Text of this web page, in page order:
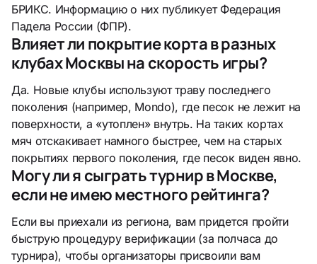
БРИКС. Информацию о них публикует Федерация
Падела России (ФПР).
Влияет ли покрытие корта в разных
клубах Москвы на скорость игры?
Да. Новые клубы используют траву последнего
поколения (например, Mondo), где песок не лежит на
поверхности, а «утоплен» внутрь. На таких кортах
мяч отскакивает намного быстрее, чем на старых
покрытиях первого поколения, где песок виден явно.
Могу ли я сыграть турнир в Москве,
если не имею местного рейтинга?
Если вы приехали из региона, вам придется пройти
быструю процедуру верификации (за полчаса до
турнира), чтобы организаторы присвоили вам